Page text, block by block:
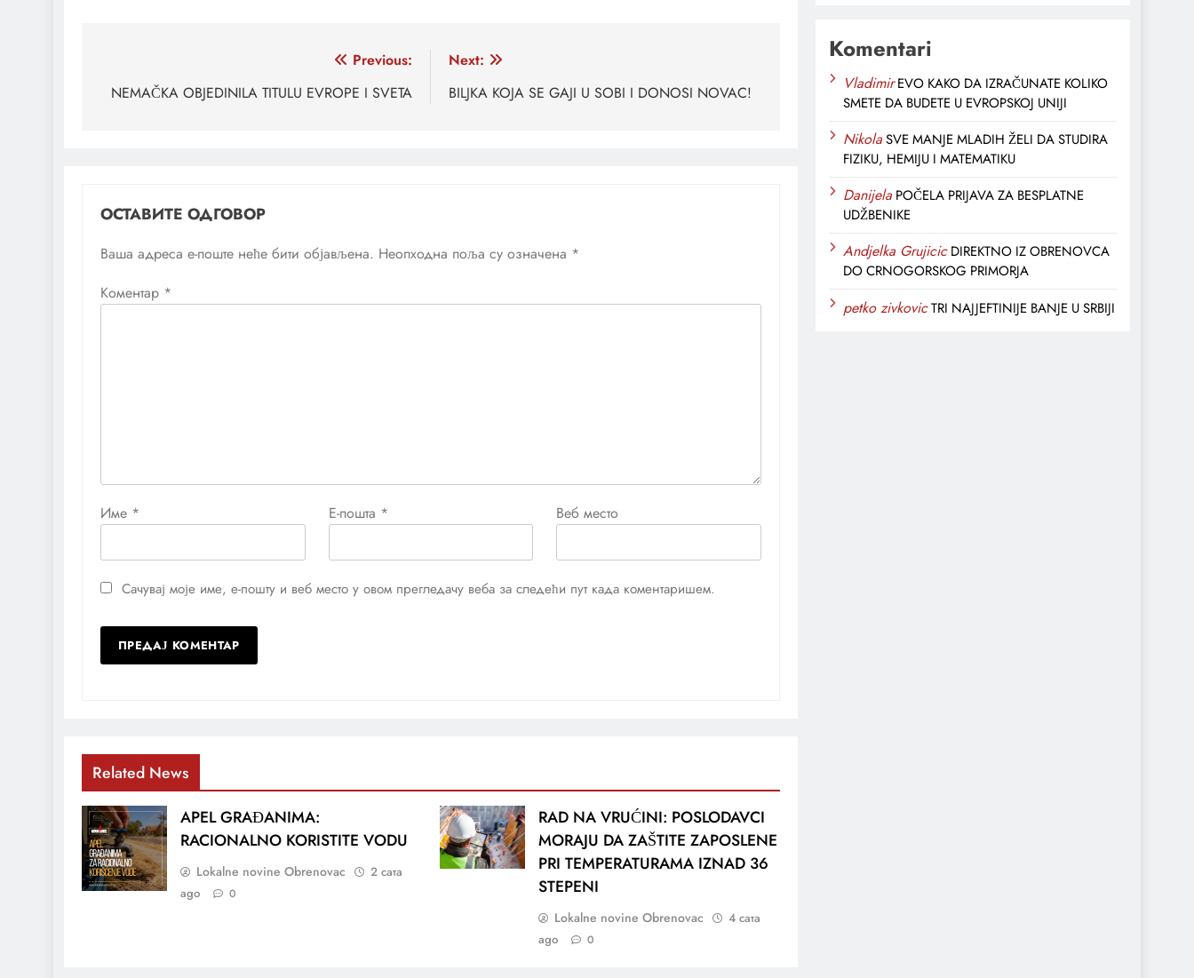
чланка
Previous:
NEMAČKA OBJEDINILA TITULU EVROPE I SVETA
Next:
BILJKA KOJA SE GAJI U SOBI I DONOSI NOVAC!
ОСТАВИТЕ ОДГОВОР
Ваша адреса е-поште неће бити објављена. Неопходна поља су означена *
Коментар *
Име * Е-пошта * Веб место
Сачувај моје име, е-пошту и веб место у овом прегледачу веба за следећи пут када коментаришем.
Related News
APEL GRAĐANIMA:
RACIONALNO KORISTITE VODU
Lokalne novine Obrenovac
2 сата
ago
0
RAD NA VRUĆINI: POSLODAVCI
MORAJU DA ZAŠTITE ZAPOSLENE
PRI TEMPERATURAMA IZNAD 36
STEPENI
Lokalne novine Obrenovac
4 сата
ago
0
Komentari
Vladimir EVO KAKO DA IZRAČUNATE KOLIKO
SMETE DA BUDETE U EVROPSKOJ UNIJI
NikolaSVE MANJE MLADIH ŽELI DA STUDIRA
FIZIKU, HEMIJU I MATEMATIKU
Danijela POČELA PRIJAVA ZA BESPLATNE
UDŽBENIKE
Andjelka Grujicic DIREKTNO IZ OBRENOVCA
DO CRNOGORSKOG PRIMORJA
petko zivkovicTRI NAJJEFTINIJE BANJE U SRBIJI